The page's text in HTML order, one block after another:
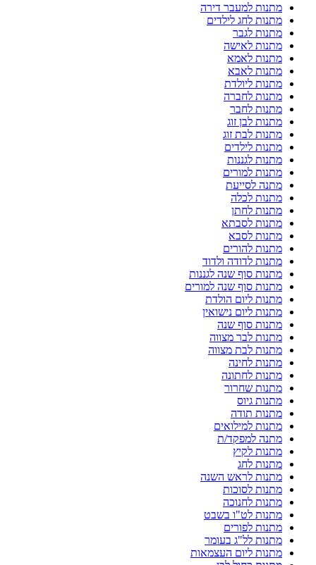
מתנות למעבר דירה
מתנות לחג לילדים
מתנות לגבר
מתנות לאישה
מתנות לאמא
מתנות לאבא
מתנות ליולדת
מתנות לחברה
מתנות לחבר
מתנות לבן זוג
מתנות לבת זוג
מתנות לילדים
מתנות לגננות
מתנות למורים
מתנה לסייעת
מתנות לכלה
מתנות לחתן
מתנות לסבתא
מתנות לסבא
מתנות להורים
מתנות לדודה ולדוד
מתנות סוף שנה לגננות
מתנות סוף שנה למורים
מתנות ליום הולדת
מתנות ליום נישואין
מתנות סוף שנה
מתנות לבר מצווה
מתנות לבת מצווה
מתנות לחינה
מתנות לחתונה
מתנות שחרור
מתנות גיוס
מתנות תודה
מתנות למילואים
מתנה למפקד/ת
מתנות לקיץ
מתנות לחג
מתנות לראש השנה
מתנות לסוכות
מתנות לחנוכה
מתנות לט"ו בשבט
מתנות לפורים
מתנות לל"ג בעומר
מתנות ליום העצמאות